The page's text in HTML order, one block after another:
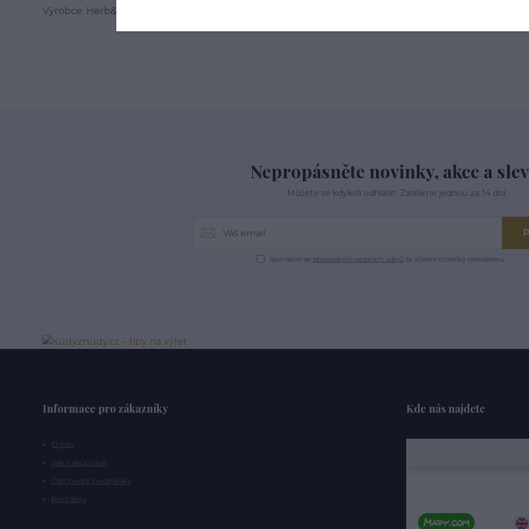
Výrobce: Herb&Spice market s.r.o. , Jablonského tř.113,Kardašova Řečice, 37821
Nepropásněte novinky, akce a
Můžete se kdykoli odhlásit. Zasíláme jednou za 14 dní.
Souhlasím se zpracováním osobních údajů za účelem rozesílky newsletteru.
Informace pro zákazníky
O nás
Jak nakupovat
Obchodní podmínky
Kontakty
Kde nás najdete